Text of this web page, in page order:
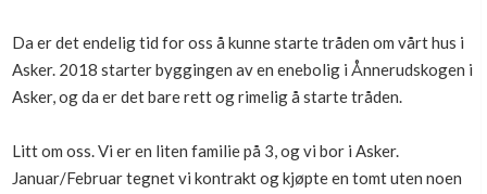
Boligmappa+
Få mer ut av Boligmappa
Da er det endelig tid for oss å kunne starte tråden om vårt hus i
Asker. 2018 starter byggingen av en enebolig i Ånnerudskogen i
Asker, og da er det bare rett og rimelig å starte tråden.
Litt om oss. Vi er en liten familie på 3, og vi bor i Asker.
Januar/Februar tegnet vi kontrakt og kjøpte en tomt uten noen